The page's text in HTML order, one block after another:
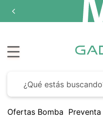
Ofertas Bomba Preventa